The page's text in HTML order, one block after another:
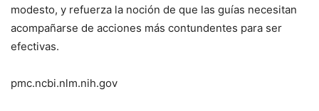
modesto, y refuerza la noción de que las guías necesitan
acompañarse de acciones más contundentes para ser
efectivas.
pmc.ncbi.nlm.nih.gov